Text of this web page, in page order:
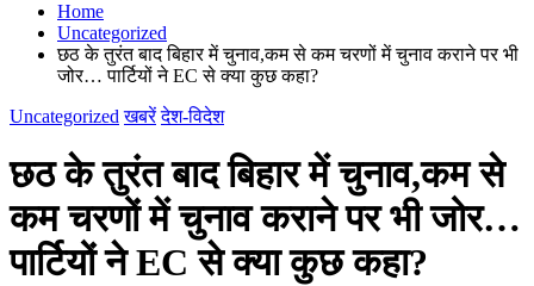
Home
Uncategorized
छठ के तुरंत बाद बिहार में चुनाव,कम से कम चरणों में चुनाव कराने पर भी
जोर… पार्टियों ने EC से क्या कुछ कहा?
Uncategorized खबरें देश-विदेश
छठ के तुरंत बाद बिहार में चुनाव,कम से
कम चरणों में चुनाव कराने पर भी जोर…
पार्टियों ने EC से क्या कुछ कहा?